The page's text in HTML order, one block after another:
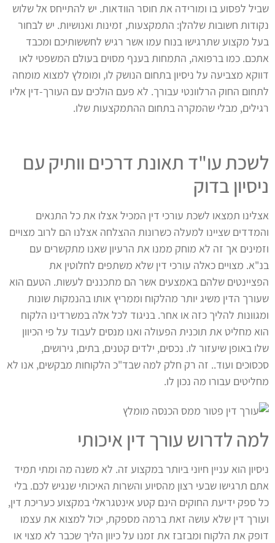
שביל לפסוע בו ומורידה את חוסר הוודאות. יש להתייחס אל שלוש
נקודות חשובות שלהלן: התמקצעות, זמינות ואנושיות. יש לבחור
בעל מקצוע שתרגישו בנוח עמו אשר רגיש לחששותיכם ומכבד
אתכם. כמו ברפואה, התמחות בענף מסוים בעולם המשפטי לאו
דווקא מצביעה על ניסיון בתחום הנושק לו, ומומלץ למצוא מומחה
לתחום החוק הרלוונטי עבורך. לא פעם הולכים עם העורך-דין אליו
רגילים, מבלי שהמקרה בתחום ההתמקצעות שלו.
לשכת עו"ד תאונת דרכים וותיק עם
ניסיון בדוק
אצלינו תמצאו לשכת עורכי דין המכיל אצלו את כל התנאים
והמדדים שציינו למעלה כשרונות ההצלחה אצלנו הם לרוב מצויים
וזמינים אך זה לא מוחק ממנו את הרעיון שאנו מתקשרים עם
בנ"א. מצויים כאלה עורכי דין שלא משתפים לחלוטין את
הפציינטים שלהם באמצעים אשר הם מתכננים לעשות. הטעם הוא
שעורך הדין משיג יותר מהלקוח וממריץ אותו בהנמקות שונות
ומגוונות להליך כזה או אחר. בניגוד לכל אלה במשרדינו הלקוח
הוא מחליט את תוכנית הפעולה ואנו מנסים לעבוד על פי הכיוון
שלו באופן שיעזור לו. נכסים, ילדים קטנים, בתים, גירושים,
סכסוכים ועוד.. זה רק חלק למה שבד"כ הלקוחות מבקשים, אנו לא
מחליטים עבורו מה נכון לו.
למה לדרוש עורך דין איכותי
ניסיון הוא עניין חיוני ביותר במקצוע זה. לא משנה מה ומתי תמיד
אתם תרגישו שבעי רצון מהסיוע והשרות האיכותי שנגיש לכם. בלי
כל ספק ידיעת החוקים הינם קטע אינטגראלי במקצוע כעריכת דין,
ועורך דין שלא עושה זאת ברמה מספקת, יכול למצוא את עצמו
דופק את הלקוח ומבזבז את זמנו על כיוון הליך שכבר לא מצוי או